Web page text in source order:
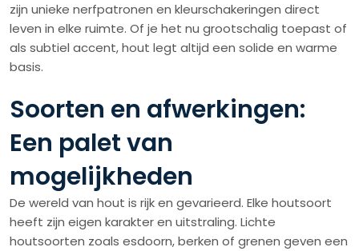
zijn unieke nerfpatronen en kleurschakeringen direct
leven in elke ruimte. Of je het nu grootschalig toepast of
als subtiel accent, hout legt altijd een solide en warme
basis.
Soorten en afwerkingen:
Een palet van
mogelijkheden
De wereld van hout is rijk en gevarieerd. Elke houtsoort
heeft zijn eigen karakter en uitstraling. Lichte
houtsoorten zoals esdoorn, berken of grenen geven een